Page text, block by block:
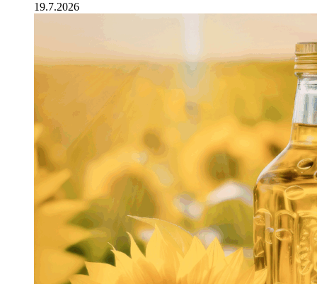
19.7.2026